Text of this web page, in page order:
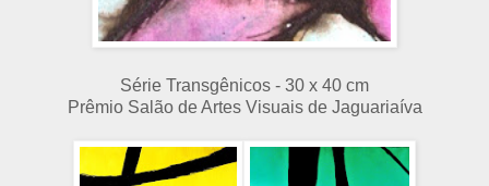
Série Transgênicos - 30 x 40 cm
Prêmio Salão de Artes Visuais de Jaguariaíva